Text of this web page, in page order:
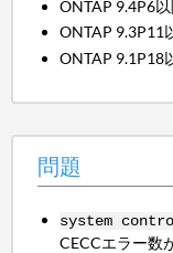
ONTAP 9.4P6
ONTAP 9.3P11
ONTAP 9.1P18
問題
system
CECCエラー数